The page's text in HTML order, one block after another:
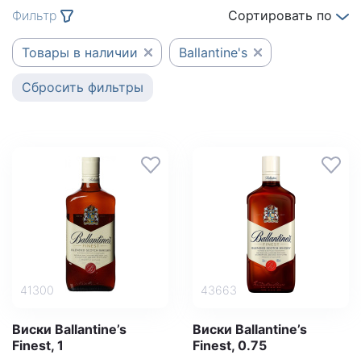
Фильтр Сортировать по
Товары в наличии Ballantine's
Сбросить фильтры
41300
Виски Ballantine’s
Finest, 1
43663
Виски Ballantine’s
Finest, 0.75